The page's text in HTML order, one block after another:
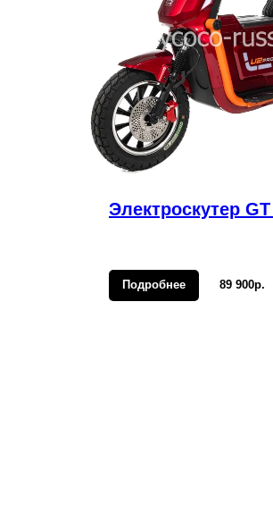
Электроскутер
Подробнее 89 900р.